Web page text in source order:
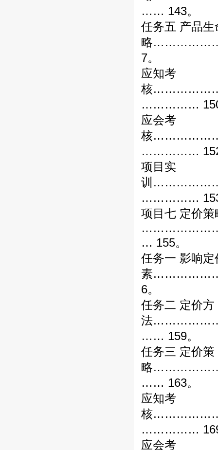
…… 143。
任务五 产品生
略
7。
应知考
核
……………
应会考
核
……………
项目实
训
……………
项目七 定价策
… 155。
任务一 影响定
素
6。
任务二 定价方
法
…… 159。
任务三 定价策
略
…… 163。
应知考
核
……………
应会考